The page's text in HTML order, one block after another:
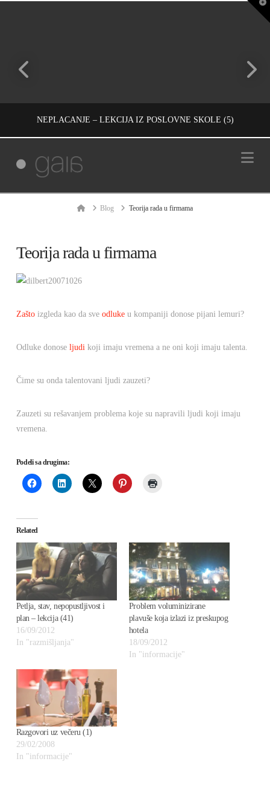
NEPLAĆANJE – LEKCIJA IZ POSLOVNE ŠKOLE (5)
INFORMACIJE, UNCATEGORIZED
HomeBlog Teorija rada u firmama
Teorija rada u firmama
Zaštoizgleda kao da sve odlukeu kompaniji donose pijani lemuri?
Odluke donose ljudi koji imaju vremena a ne oni koji imaju talenta.
Čime su onda talentovani ljudi zauzeti?
Zauzeti su rešavanjem problema koje su napravili ljudi koji imaju
vremena.
Podeli sa drugima:
Related
Petlja, stav, nepopustljivost i
plan – lekcija (41)
16/09/2012
In "razmišljanja"
Problem voluminizirane
plavuše koja izlazi iz preskupog
hotela
18/09/2012
In "informacije"
Razgovori uz večeru (1)
29/02/2008
In "informacije"